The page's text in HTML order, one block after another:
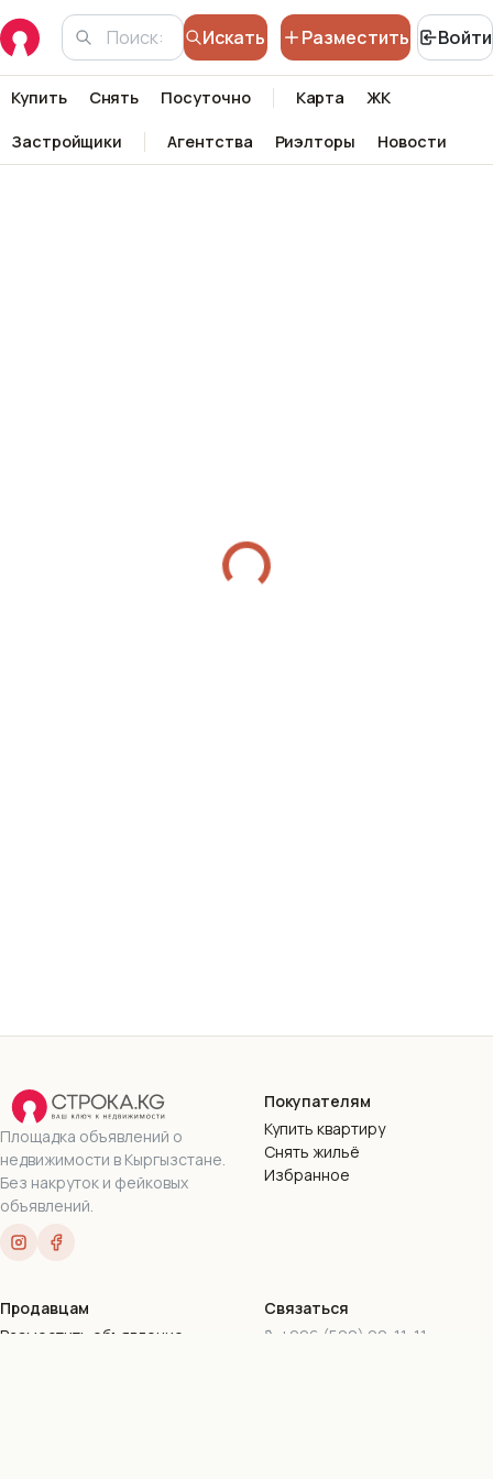
Искать Разместить Войти
Купить Снять Посуточно Карта ЖК
Застройщики Агентства Риэлторы Новости
Площадка объявлений о
недвижимости в Кыргызстане.
Без накруток и фейковых
объявлений.
Покупателям
Купить квартиру
Снять жильё
Избранное
Продавцам
Разместить объявление
Связаться
+996 (500) 90-11-11